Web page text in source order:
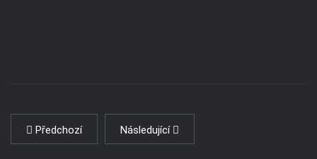
Předchozí Následující